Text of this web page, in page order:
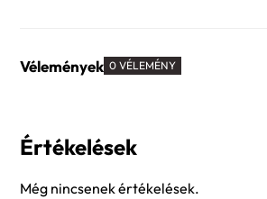
Vélemények 0 VÉLEMÉNY
Értékelések
Még nincsenek értékelések.